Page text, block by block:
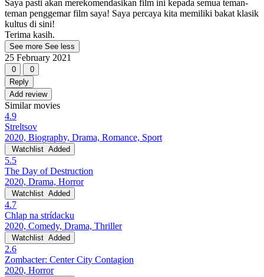
Saya pasti akan merekomendasikan film ini kepada semua teman-
teman penggemar film saya! Saya percaya kita memiliki bakat klasik
kultus di sini!
Terima kasih.
See more See less
25 February 2021
0
0
Reply
Add review
Similar movies
4.9
Streltsov
2020, Biography, Drama, Romance, Sport
Watchlist Added
5.5
The Day of Destruction
2020, Drama, Horror
Watchlist Added
4.7
Chlap na strídacku
2020, Comedy, Drama, Thriller
Watchlist Added
2.6
Zombacter: Center City Contagion
2020, Horror